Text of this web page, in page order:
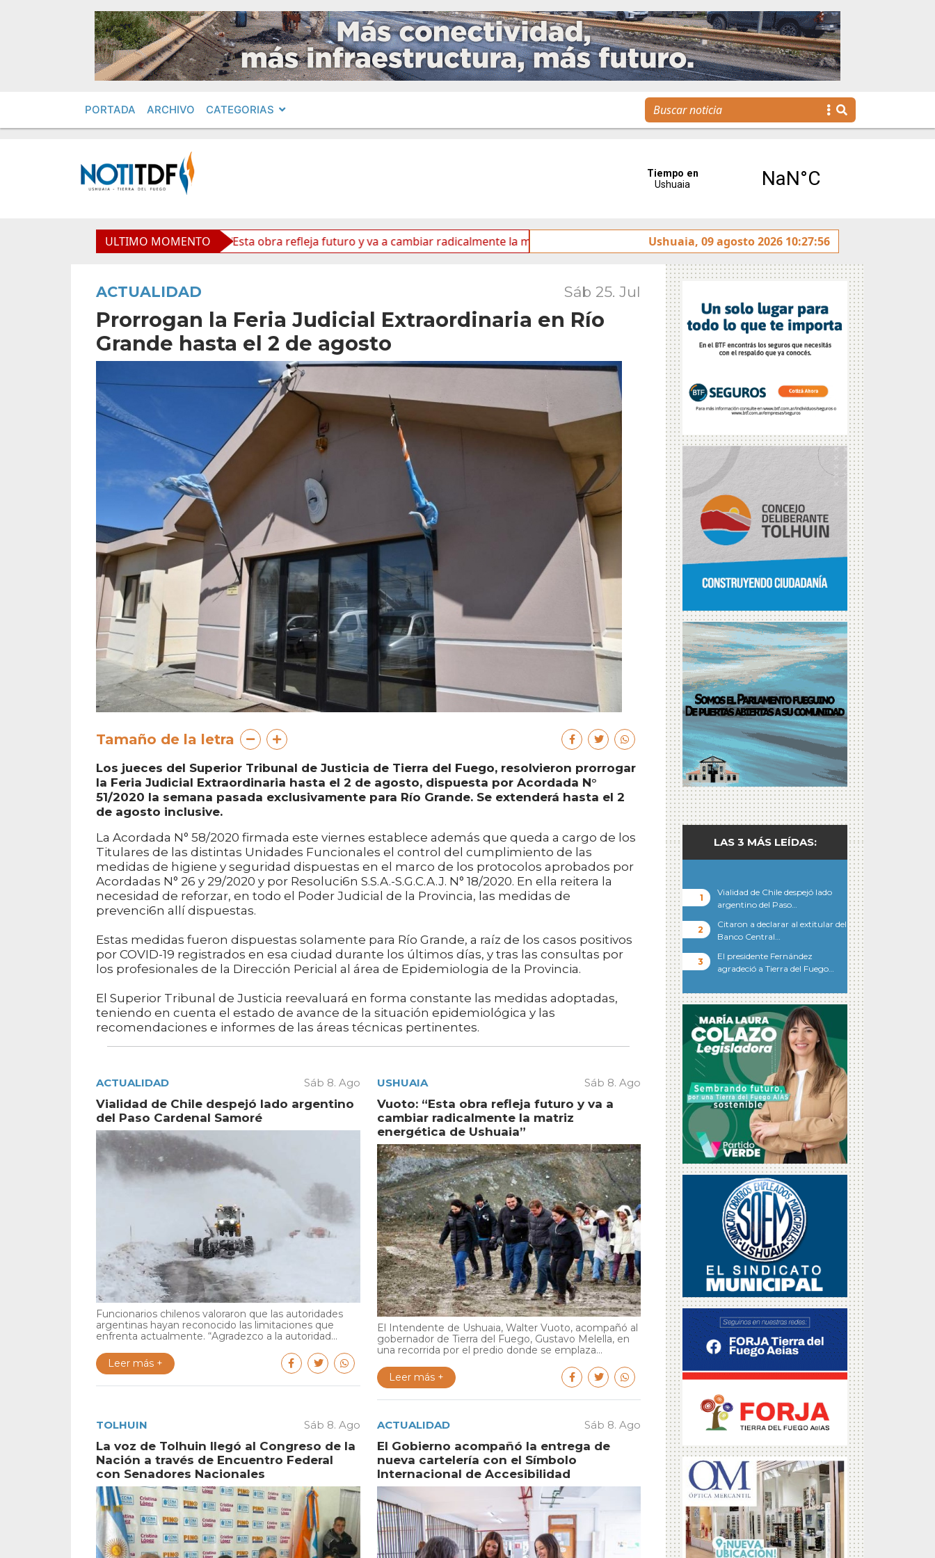
PORTADA ARCHIVO CATEGORIAS
ULTIMO MOMENTO
Vuoto: “Esta obra refleja futuro y va a cambiar radicalmente la matriz energética de Ushuaia” La voz de Tolhuin llegó al Congreso de la Nación
Ushuaia, 09 agosto 2026 10:27:56
ACTUALIDAD Sáb 25. Jul
Prorrogan la Feria Judicial Extraordinaria en Río
Grande hasta el 2 de agosto
Tamaño de la letra
Los jueces del Superior Tribunal de Justicia de Tierra del Fuego, resolvieron prorrogar
la Feria Judicial Extraordinaria hasta el 2 de agosto, dispuesta por Acordada N°
51/2020 la semana pasada exclusivamente para Río Grande. Se extenderá hasta el 2
de agosto inclusive.
La Acordada N° 58/2020 firmada este viernes establece además que queda a cargo de los
Titulares de las distintas Unidades Funcionales el control del cumplimiento de las
medidas de higiene y seguridad dispuestas en el marco de los protocolos aprobados por
Acordadas N° 26 y 29/2020 y por Resoluci6n S.S.A.-S.G.C.A.J. N° 18/2020. En ella reitera la
necesidad de reforzar, en todo el Poder Judicial de la Provincia, las medidas de
prevenci6n allí dispuestas.
Estas medidas fueron dispuestas solamente para Río Grande, a raíz de los casos positivos
por COVID-19 registrados en esa ciudad durante los últimos días, y tras las consultas por
los profesionales de la Dirección Pericial al área de Epidemiologia de la Provincia.
El Superior Tribunal de Justicia reevaluará en forma constante las medidas adoptadas,
teniendo en cuenta el estado de avance de la situación epidemiológica y las
recomendaciones e informes de las áreas técnicas pertinentes.
ACTUALIDAD Sáb 8. Ago
Vialidad de Chile despejó lado argentino
del Paso Cardenal Samoré
Funcionarios chilenos valoraron que las autoridades
argentinas hayan reconocido las limitaciones que
enfrenta actualmente. “Agradezco a la autoridad...
Leer más +
USHUAIA Sáb 8. Ago
Vuoto: “Esta obra refleja futuro y va a
cambiar radicalmente la matriz
energética de Ushuaia”
El Intendente de Ushuaia, Walter Vuoto, acompañó al
gobernador de Tierra del Fuego, Gustavo Melella, en
una recorrida por el predio donde se emplaza...
Leer más +
TOLHUIN Sáb 8. Ago
La voz de Tolhuin llegó al Congreso de la
Nación a través de Encuentro Federal
con Senadores Nacionales
ACTUALIDAD Sáb 8. Ago
El Gobierno acompañó la entrega de
nueva cartelería con el Símbolo
Internacional de Accesibilidad
LAS 3 MÁS LEÍDAS:
Vialidad de Chile despejó lado
argentino del Paso…
Citaron a declarar al extitular del
Banco Central…
El presidente Fernández
agradeció a Tierra del Fuego…